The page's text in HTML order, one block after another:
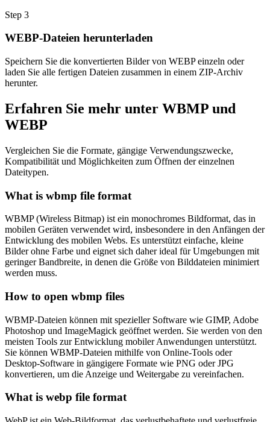
Step 3
WEBP-Dateien herunterladen
Speichern Sie die konvertierten Bilder von WEBP einzeln oder
laden Sie alle fertigen Dateien zusammen in einem ZIP-Archiv
herunter.
Erfahren Sie mehr unter WBMP und
WEBP
Vergleichen Sie die Formate, gängige Verwendungszwecke,
Kompatibilität und Möglichkeiten zum Öffnen der einzelnen
Dateitypen.
What is wbmp file format
WBMP (Wireless Bitmap) ist ein monochromes Bildformat, das in
mobilen Geräten verwendet wird, insbesondere in den Anfängen der
Entwicklung des mobilen Webs. Es unterstützt einfache, kleine
Bilder ohne Farbe und eignet sich daher ideal für Umgebungen mit
geringer Bandbreite, in denen die Größe von Bilddateien minimiert
werden muss.
How to open wbmp files
WBMP-Dateien können mit spezieller Software wie GIMP, Adobe
Photoshop und ImageMagick geöffnet werden. Sie werden von den
meisten Tools zur Entwicklung mobiler Anwendungen unterstützt.
Sie können WBMP-Dateien mithilfe von Online-Tools oder
Desktop-Software in gängigere Formate wie PNG oder JPG
konvertieren, um die Anzeige und Weitergabe zu vereinfachen.
What is webp file format